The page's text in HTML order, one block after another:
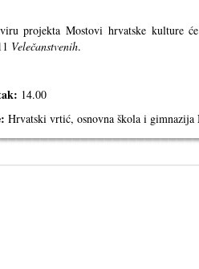
projekta Mostovi hrvatske kulture
Velečanstvenih.
14.00
Hrvatski vrtić, osnovna škola i